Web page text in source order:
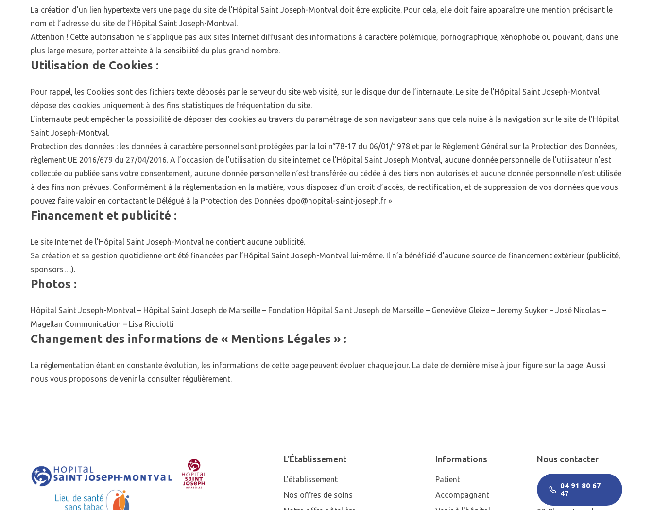
La création d’un lien hypertexte vers une page du site de l’Hôpital Saint Joseph-Montval doit être explicite. Pour cela, elle doit faire apparaître une mention précisant le
nom et l’adresse du site de l’Hôpital Saint Joseph-Montval.
Attention ! Cette autorisation ne s’applique pas aux sites Internet diffusant des informations à caractère polémique, pornographique, xénophobe ou pouvant, dans une
plus large mesure, porter atteinte à la sensibilité du plus grand nombre.
Utilisation de Cookies :
Pour rappel, les Cookies sont des fichiers texte déposés par le serveur du site web visité, sur le disque dur de l’internaute. Le site de l’Hôpital Saint Joseph-Montval
dépose des cookies uniquement à des fins statistiques de fréquentation du site.
L’internaute peut empêcher la possibilité de déposer des cookies au travers du paramétrage de son navigateur sans que cela nuise à la navigation sur le site de l’Hôpital
Saint Joseph-Montval.
Protection des données : les données à caractère personnel sont protégées par la loi n°78-17 du 06/01/1978 et par le Règlement Général sur la Protection des Données,
règlement UE 2016/679 du 27/04/2016. A l’occasion de l’utilisation du site internet de l’Hôpital Saint Joseph Montval, aucune donnée personnelle de l’utilisateur n’est
collectée ou publiée sans votre consentement, aucune donnée personnelle n’est transférée ou cédée à des tiers non autorisés et aucune donnée personnelle n’est utilisée
à des fins non prévues. Conformément à la règlementation en la matière, vous disposez d’un droit d’accès, de rectification, et de suppression de vos données que vous
pouvez faire valoir en contactant le Délégué à la Protection des Données dpo@hopital-saint-joseph.fr »
Financement et publicité :
Le site Internet de l’Hôpital Saint Joseph-Montval ne contient aucune publicité.
Sa création et sa gestion quotidienne ont été financées par l’Hôpital Saint Joseph-Montval lui-même. Il n’a bénéficié d’aucune source de financement extérieur (publicité,
sponsors…).
Photos :
Hôpital Saint Joseph-Montval – Hôpital Saint Joseph de Marseille – Fondation Hôpital Saint Joseph de Marseille – Geneviève Gleize – Jeremy Suyker – José Nicolas –
Magellan Communication – Lisa Ricciotti
Changement des informations de « Mentions Légales » :
La réglementation étant en constante évolution, les informations de cette page peuvent évoluer chaque jour. La date de dernière mise à jour figure sur la page. Aussi
nous vous proposons de venir la consulter régulièrement.
L'Établissement
L’établissement
Nos offres de soins
Informations
Patient
Accompagnant
Nous contacter
04 91 80 67
47